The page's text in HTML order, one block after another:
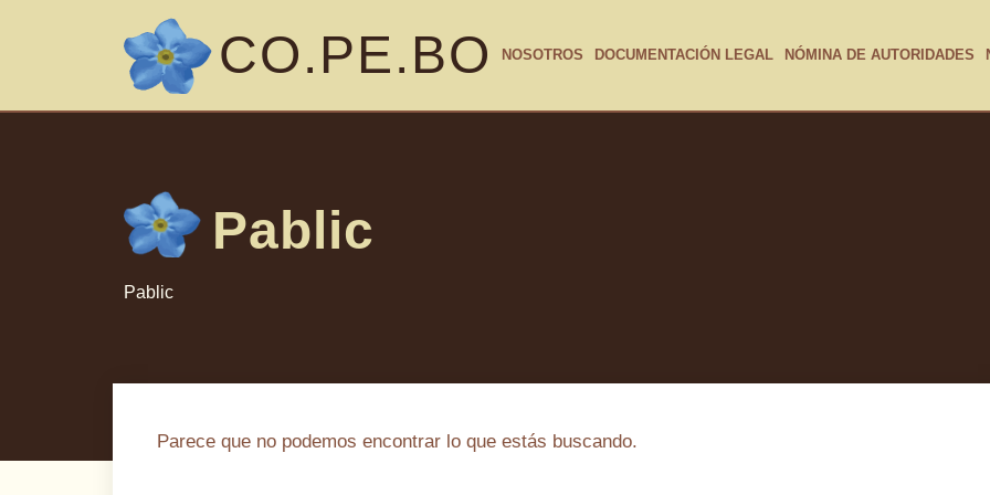
CO.PE.BO NOSOTROS DOCUMENTACIÓN LEGAL NÓMINA DE AUTORIDADES
Pablic
Pablic
Parece que no podemos encontrar lo que estás buscando.